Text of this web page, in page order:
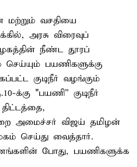
வசதியை
அரசு விரைவுப்
நீண்ட தூரப்
பயணிகளுக்கு
குடிநீர் வழங்கும்
க்கு "பயணி” குடிநீர்
அமைச்சர் விஜய் தமிழன்
செய்து வைத்தார்.
போது, பயணிகளுக்க